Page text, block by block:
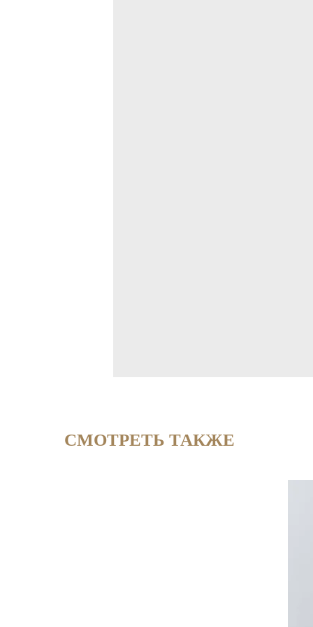
СМОТРЕТЬ ТАКЖЕ